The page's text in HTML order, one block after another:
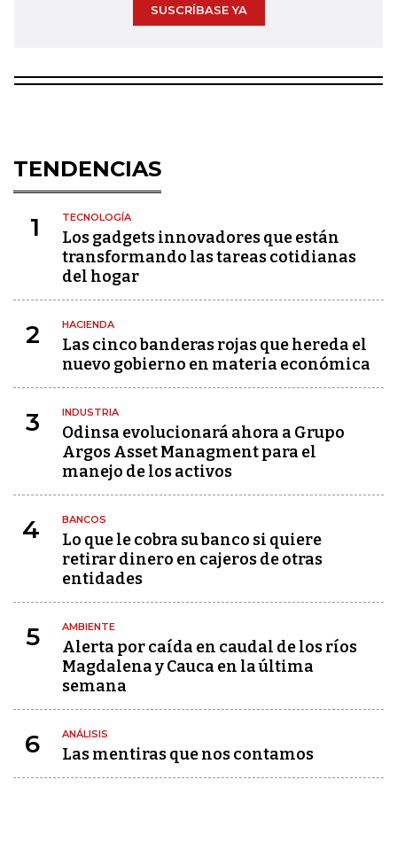
SUSCRÍBASE YA
TENDENCIAS
1 TECNOLOGÍA
Los gadgets innovadores que están
transformando las tareas cotidianas
del hogar
2 HACIENDA
Las cinco banderas rojas que hereda el
nuevo gobierno en materia económica
3 INDUSTRIA
Odinsa evolucionará ahora a Grupo
Argos Asset Managment para el
manejo de los activos
4 BANCOS
Lo que le cobra su banco si quiere
retirar dinero en cajeros de otras
entidades
5 AMBIENTE
Alerta por caída en caudal de los ríos
Magdalena y Cauca en la última
semana
6 ANÁLISIS
Las mentiras que nos contamos